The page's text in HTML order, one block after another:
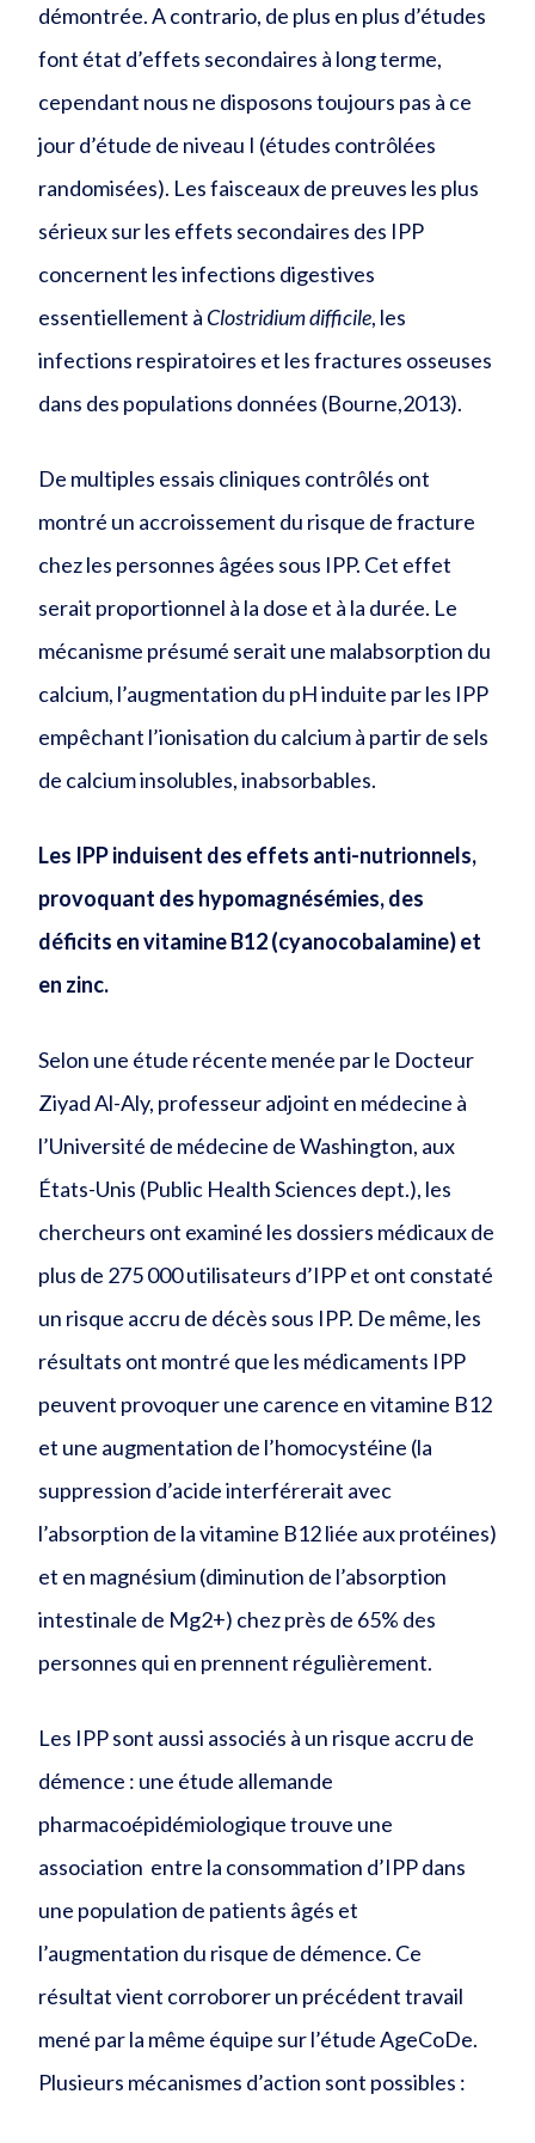
démontrée. A contrario, de plus en plus d’études
font état d’effets secondaires à long terme,
cependant nous ne disposons toujours pas à ce
jour d’étude de niveau I (études contrôlées
randomisées). Les faisceaux de preuves les plus
sérieux sur les effets secondaires des IPP
concernent les infections digestives
essentiellement à Clostridium difficile, les
infections respiratoires et les fractures osseuses
dans des populations données (Bourne,2013).
De multiples essais cliniques contrôlés ont
montré un accroissement du risque de fracture
chez les personnes âgées sous IPP. Cet effet
serait proportionnel à la dose et à la durée. Le
mécanisme présumé serait une malabsorption du
calcium, l’augmentation du pH induite par les IPP
empêchant l’ionisation du calcium à partir de sels
de calcium insolubles, inabsorbables.
Les IPP induisent des effets anti-nutrionnels,
provoquant des hypomagnésémies, des
déficits en vitamine B12 (cyanocobalamine) et
en zinc.
Selon une étude récente menée par le Docteur
Ziyad Al-Aly, professeur adjoint en médecine à
l’Université de médecine de Washington, aux
États-Unis (Public Health Sciences dept.), les
chercheurs ont examiné les dossiers médicaux de
plus de 275 000 utilisateurs d’IPP et ont constaté
un risque accru de décès sous IPP. De même, les
résultats ont montré que les médicaments IPP
peuvent provoquer une carence en vitamine B12
et une augmentation de l’homocystéine (la
suppression d’acide interférerait avec
l’absorption de la vitamine B12 liée aux protéines)
et en magnésium (diminution de l’absorption
intestinale de Mg2+) chez près de 65% des
personnes qui en prennent régulièrement.
Les IPP sont aussi associés à un risque accru de
démence : une étude allemande
pharmacoépidémiologique trouve une
association entre la consommation d’IPP dans
une population de patients âgés et
l’augmentation du risque de démence. Ce
résultat vient corroborer un précédent travail
mené par la même équipe sur l’étude AgeCoDe.
Plusieurs mécanismes d’action sont possibles :